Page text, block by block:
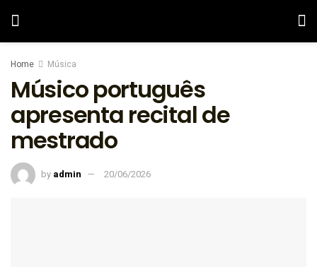
Home Música
Músico português
apresenta recital de
mestrado
by admin 20/06/2026